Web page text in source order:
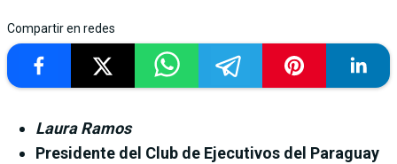
Compartir en redes
Laura Ramos
Presidente del Club de Ejecutivos del Paraguay